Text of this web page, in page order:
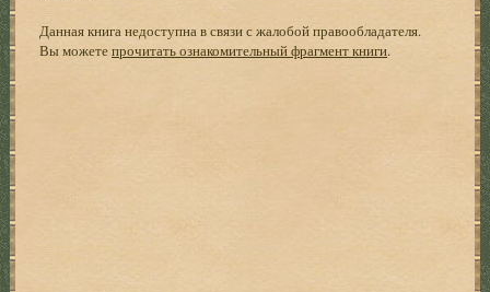
Данная книга недоступна в связи с жалобой правообладателя.
Вы можетепрочитать ознакомительный фрагмент книги.